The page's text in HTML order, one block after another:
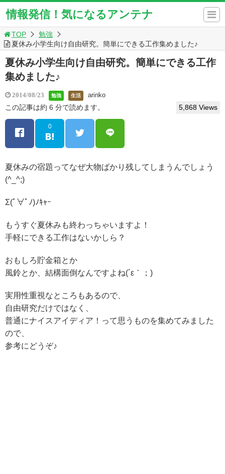
情報発信！気になるアンテナ
TOP
勉強
夏休み小学生向け自由研究。簡単にできる工作集めました♪
夏休み小学生向け自由研究。簡単にできる工作
集めました♪
2014/08/23 勉強 生活 arinko
この記事は約 6 分で読めます。 5,868 Views
0
夏休みの宿題ってなぜ大物ばかり残してしまうんでしょう
(^_^;)
Σ(ﾟ∀ﾟﾉ)ﾉｷｬｰ
もうすぐ夏休みも終わっちゃいますよ！
手軽にできる工作はないかしら？
おもしろ貯金箱とか
風鈴とか、結構面倒なんですよね(´ε｀；)
実用性重視なところもあるので、
自由研究だけではなく、
普通にナイスアイディア！って思うものを集めてみました
ので、
参考にどうぞ♪